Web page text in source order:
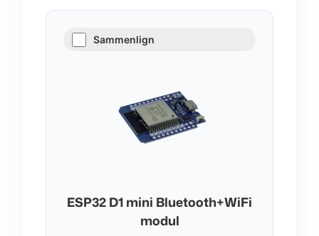
Sammenlign
ESP32 D1 mini Bluetooth+WiFi
modul